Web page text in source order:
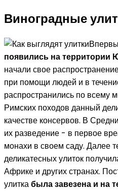
Виноградные
появились на
начали свое
при помощи людей и в
распространились по всему
Римских походов данный
качестве консервов. В
их разведение - в первое
монахи в своем саду. Далее
деликатесных улиток
Африке и других странах.
улиткабыла завезена и на